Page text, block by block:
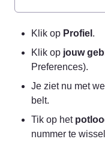
Klik op Profiel .
Klik op jouw
Preferences).
Je ziet nu met
belt.
Tik op het
nummer te